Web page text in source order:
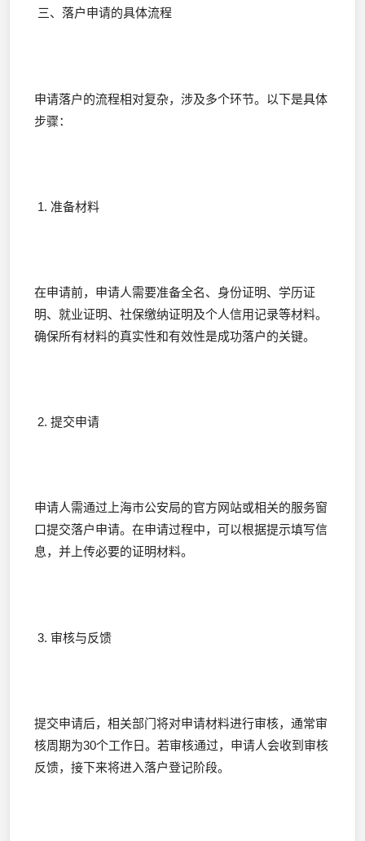
三、落户申请的具体流程
申请落户的流程相对复杂，涉及多个环节。以下是具体
步骤：
1. 准备材料
在申请前，申请人需要准备全名、身份证明、学历证
明、就业证明、社保缴纳证明及个人信用记录等材料。
确保所有材料的真实性和有效性是成功落户的关键。
2. 提交申请
申请人需通过上海市公安局的官方网站或相关的服务窗
口提交落户申请。在申请过程中，可以根据提示填写信
息，并上传必要的证明材料。
3. 审核与反馈
提交申请后，相关部门将对申请材料进行审核，通常审
核周期为30个工作日。若审核通过，申请人会收到审核
反馈，接下来将进入落户登记阶段。